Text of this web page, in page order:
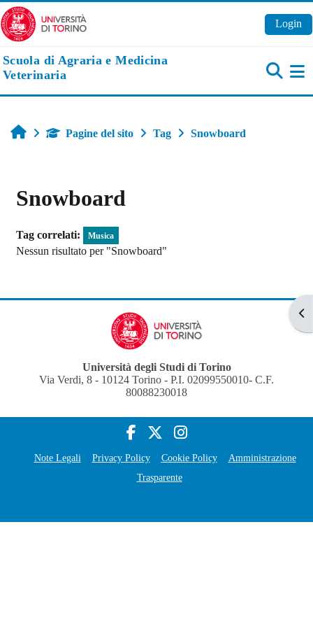
Vai al contenuto principale
Login
Scuola di Agraria e Medicina
Veterinaria
HomePagine del sito Tag Snowboard
Snowboard
Tag correlati: Musica
Nessun risultato per "Snowboard"
Università degli Studi di Torino
Via Verdi, 8 - 10124 Torino - P.I. 02099550010- C.F.
80088230018
Note Legali Privacy Policy Cookie Policy
Amministrazione
Trasparente